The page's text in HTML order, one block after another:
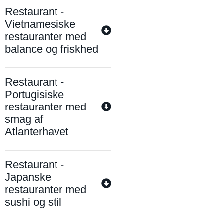
Restaurant -
Vietnamesiske
restauranter med
balance og friskhed
Restaurant -
Portugisiske
restauranter med
smag af
Atlanterhavet
Restaurant -
Japanske
restauranter med
sushi og stil